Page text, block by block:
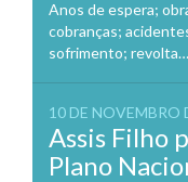
Anos de espera;
cobranças;
sofrimento; revolta…
10 DE NOVEMBRO
Assis Filho
Plano